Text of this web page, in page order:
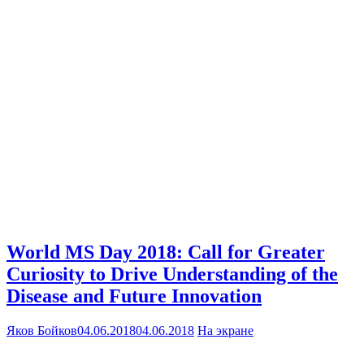
World MS Day 2018: Call for Greater
Curiosity to Drive Understanding of the
Disease and Future Innovation
Яков Бойков04.06.201804.06.2018 На экране